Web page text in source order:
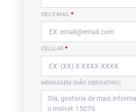
SEU E-MAIL *
CELULAR *
MENSAGEM (NÃO OBRIGATRIO)